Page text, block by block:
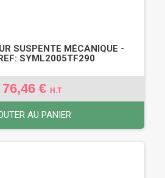
SUSPENTE MÉCANIQUE -
SYML2005TF290
76,46 € H.T
AU PANIER